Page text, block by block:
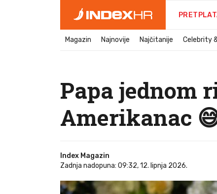
Magazin Najnovije Najčitanije Celebrity
Papa jednom
Amerikanac
Index Magazin
Zadnja nadopuna: 09:32, 12. lipnja 2026.